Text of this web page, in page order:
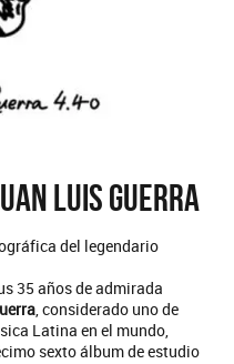
Luis Guerra
del legendario
35 años de admirada
, considerado uno de
Latina en el mundo,
sexto álbum de estudio